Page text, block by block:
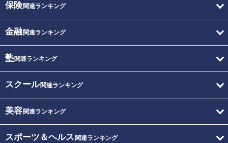
保険関連ランキング
金融関連ランキング
塾関連ランキング
スクール関連ランキング
美容関連ランキング
スポーツ＆ヘルス 関連ランキング